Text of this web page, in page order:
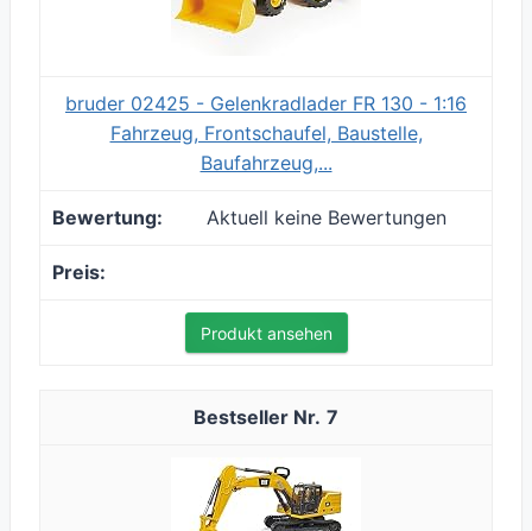
bruder 02425 - Gelenkradlader FR 130 - 1:16
Fahrzeug, Frontschaufel, Baustelle,
Baufahrzeug,...
Aktuell keine Bewertungen
Produkt ansehen
7